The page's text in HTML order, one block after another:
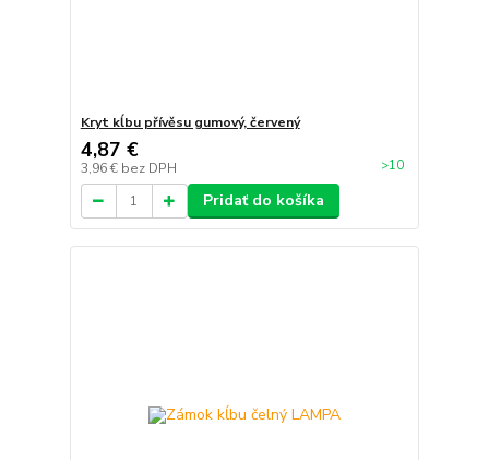
Kryt kĺbu přívěsu gumový, červený
4,87 €
3,96 € bez DPH >10
Pridať do košíka